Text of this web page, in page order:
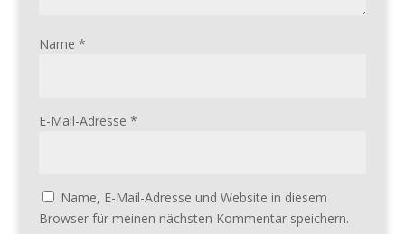
Name *
E-Mail-Adresse *
Name, E-Mail-Adresse und Website in diesem
Browser für meinen nächsten Kommentar speichern.